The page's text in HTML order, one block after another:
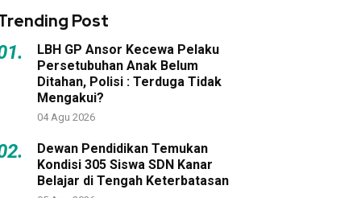
Post
LBH GP Ansor Kecewa Pelaku
Persetubuhan Anak Belum
Ditahan, Polisi : Terduga Tidak
Mengakui?
04 Agu 2026
Dewan Pendidikan Temukan
Kondisi 305 Siswa SDN Kanar
Belajar di Tengah Keterbatasan